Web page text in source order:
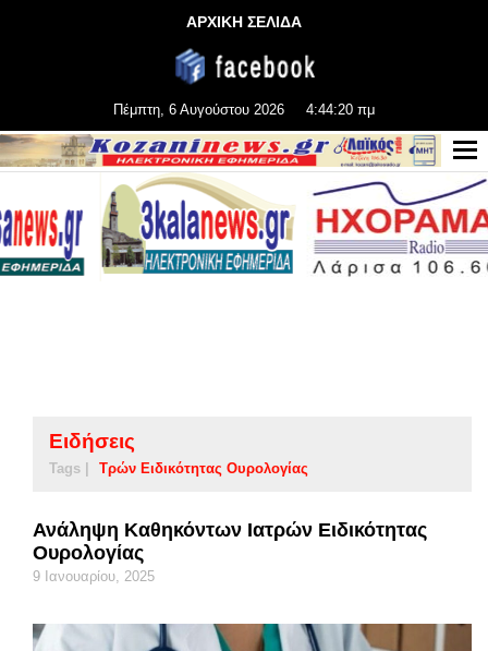
ΑΡΧΙΚΗ ΣΕΛΙΔΑ
Πέμπτη, 6 Αυγούστου 2026 4:44:21 πμ
Ειδήσεις
Tags | Τρών Ειδικότητας Ουρολογίας
Ανάληψη Καθηκόντων Ιατρών Ειδικότητας
Ουρολογίας
9 Ιανουαρίου, 2025